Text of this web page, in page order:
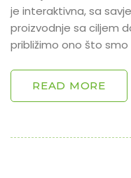
je interaktivna, sa
proizvodnje sa ciljem
približimo ono što smo
READ MORE